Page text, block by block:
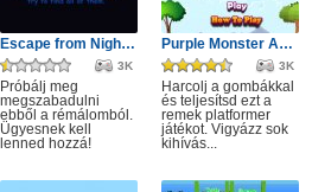
Escape from Nightmare
3K
Próbálj meg
megszabadulni
ebből a rémálomból.
Ügyesnek kell
lenned hozzá!
Purple Monster Adventure
3K
Harcolj a gombákkal
és teljesítsd ezt a
remek platformer
játékot. Vigyázz sok
kihívás...